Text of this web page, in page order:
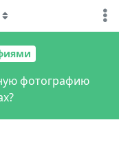
фотографию